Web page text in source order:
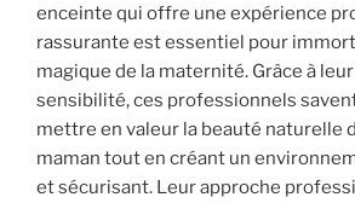
enceinte qui offre une expérience
rassurante est essentiel pour
magique de la maternité. Grâce à
sensibilité, ces professionnels
mettre en valeur la beauté naturelle
maman tout en créant un
et sécurisant. Leur approche